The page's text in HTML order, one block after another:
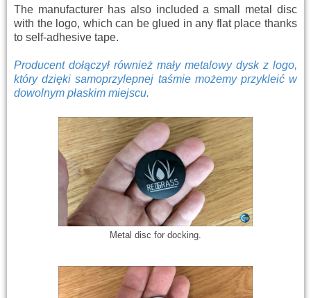
The manufacturer has also included a small metal disc
with the logo, which can be glued in any flat place thanks
to self-adhesive tape.
Producent dołączył również mały metalowy dysk z logo,
który dzięki samoprzylepnej taśmie możemy przykleić w
dowolnym płaskim miejscu.
Metal disc for docking.